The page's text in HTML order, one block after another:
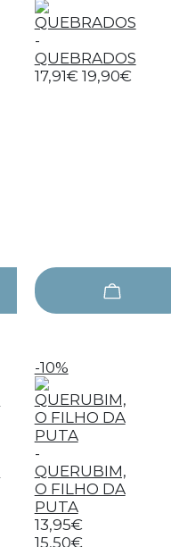
-
QUEBRADOS
17,91€ 19,90€
-10%
-
QUERUBIM,
O FILHO DA
PUTA
13,95€
15,50€